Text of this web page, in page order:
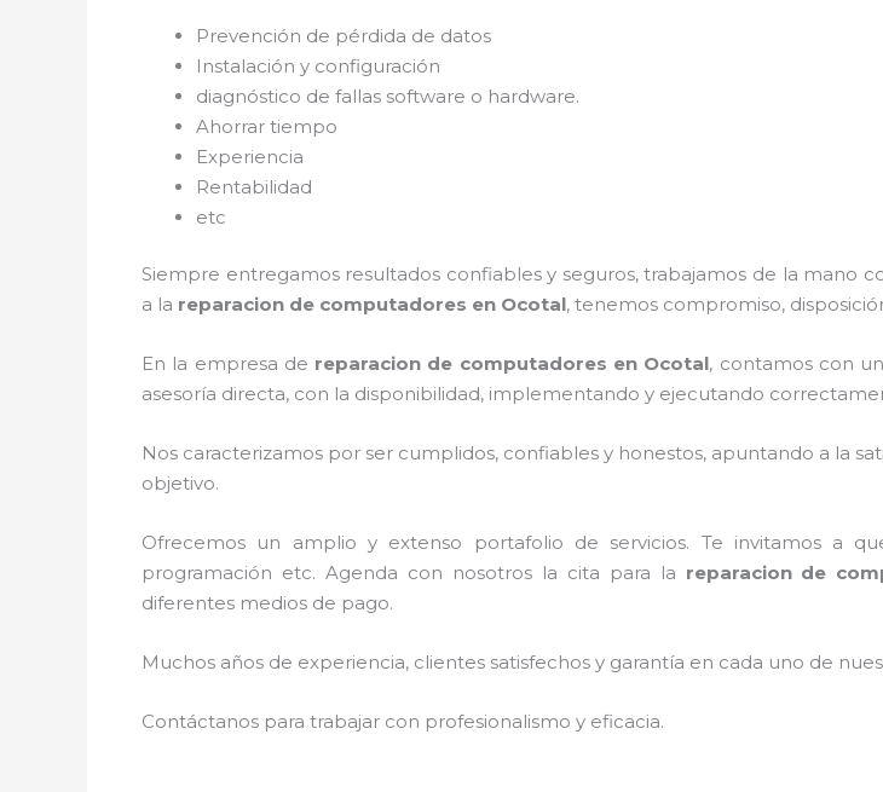
Prevención de pérdida de datos
Instalación y configuración
diagnóstico de fallas software o hardware.
Ahorrar tiempo
Experiencia
Rentabilidad
etc
Siempre entregamos resultados confiables y seguros, trabajamos de la mano
a la reparacion de computadores en Ocotal, tenemos compromiso,
En la empresa de reparacion de computadores en Ocotal, contamos con
asesoría directa, con la disponibilidad, implementando y ejecutando
Nos caracterizamos por ser cumplidos, confiables y honestos, apuntando a la
objetivo.
Ofrecemos un amplio y extenso portafolio de servicios. Te invitamos a
programación etc. Agenda con nosotros la cita para la reparacion de
diferentes medios de pago.
Muchos años de experiencia, clientes satisfechos y garantía en cada uno de
Contáctanos para trabajar con profesionalismo y eficacia.